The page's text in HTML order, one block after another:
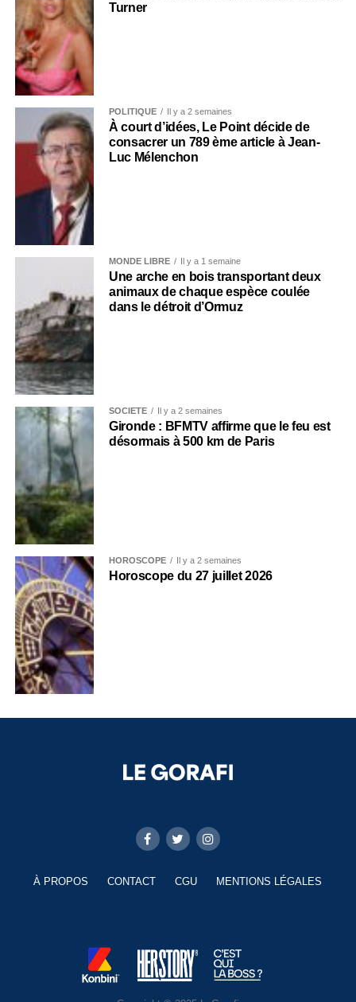
Turner
POLITIQUE Il y a 2 semaines
À court d’idées, Le Point décide de
consacrer un 789 ème article à Jean-
Luc Mélenchon
MONDE LIBRE Il y a 1 semaine
Une arche en bois transportant deux
animaux de chaque espèce coulée
dans le détroit d’Ormuz
SOCIÉTÉ Il y a 2 semaines
Gironde : BFMTV affirme que le feu est
désormais à 500 km de Paris
HOROSCOPE Il y a 2 semaines
Horoscope du 27 juillet 2026
À PROPOS CONTACT CGU MENTIONS LÉGALES